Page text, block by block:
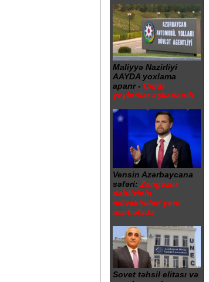
Maliyyə Nazirliyi
AAYDA yoxlama
aparır - Ciddi
yeyintilər aşkarlanıb
Vensin Azərbaycana
səfəri: Zəngəzur
dəhlizinin
müzakirələri yeni
mərhələdə
Sovet təhsil elitası və